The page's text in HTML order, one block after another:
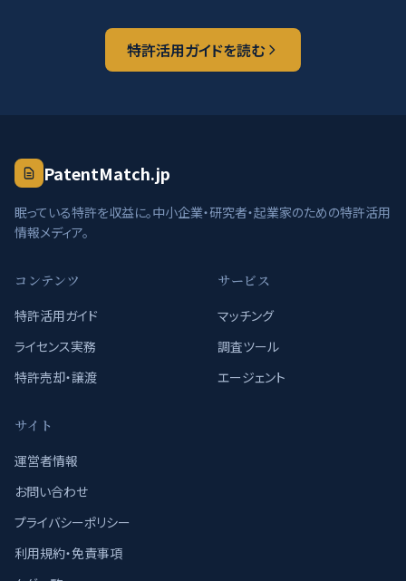
特許活用ガイドを読む
PatentMatch.jp
眠っている特許を収益に。中小企業・研究者・起業家のための特許活用
情報メディア。
コンテンツ
特許活用ガイド
ライセンス実務
特許売却・譲渡
サービス
マッチング
調査ツール
エージェント
サイト
運営者情報
お問い合わせ
プライバシーポリシー
利用規約・免責事項